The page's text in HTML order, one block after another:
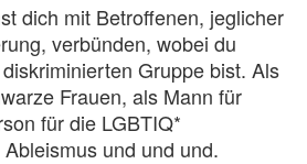
dich mit Betroffenen, jeglicher
verbünden, wobei du
Gruppe bist. Als
Frauen, als Mann für
für die LGBTIQ*
und und und.